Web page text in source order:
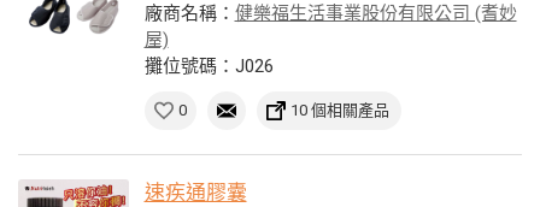
廠商名稱： 健樂福生活事業股份有限公司 (耆妙
屋)
攤位號碼：J026
0 10 個相關產品
速疾通膠囊